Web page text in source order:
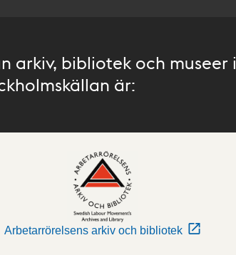
arkiv, bibliotek och museer i
är:
Arbetarrörelsens arkiv och bibliotek